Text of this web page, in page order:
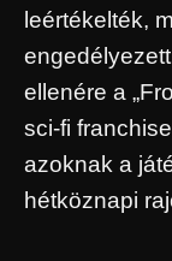
leértékelték,
ellenére a
sci-fi
azoknak a
hétköznapi